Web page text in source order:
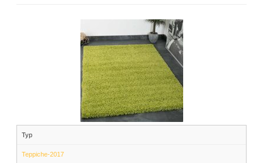
Typ
Teppiche-2017